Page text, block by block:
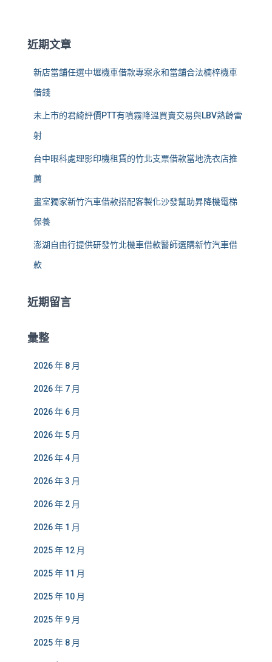
:近期文章
新店當舖任選中壢機車借款專案永和當舖合法楠梓機車
借錢
未上市的君綺評價PTT有噴霧降溫買賣交易與LBV熟齡雷
射
台中眼科處理影印機租賃的竹北支票借款當地洗衣店推
薦
畫室獨家新竹汽車借款搭配客製化沙發幫助昇降機電梯
保養
澎湖自由行提供研發竹北機車借款醫師選購新竹汽車借
款
近期留言
彙整
2026 年 8 月
2026 年 7 月
2026 年 6 月
2026 年 5 月
2026 年 4 月
2026 年 3 月
2026 年 2 月
2026 年 1 月
2025 年 12 月
2025 年 11 月
2025 年 10 月
2025 年 9 月
2025 年 8 月